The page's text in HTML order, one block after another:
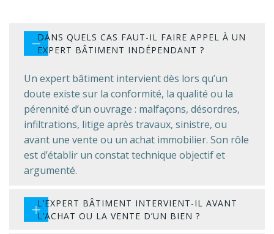
DANS QUELS CAS FAUT-IL FAIRE APPEL À UN
EXPERT BÂTIMENT INDÉPENDANT ?
Un expert bâtiment intervient dès lors qu’un
doute existe sur la conformité, la qualité ou la
pérennité d’un ouvrage : malfaçons, désordres,
infiltrations, litige après travaux, sinistre, ou
avant une vente ou un achat immobilier. Son rôle
est d’établir un constat technique objectif et
argumenté.
L’EXPERT BÂTIMENT INTERVIENT-IL AVANT
L’ACHAT OU LA VENTE D’UN BIEN ?